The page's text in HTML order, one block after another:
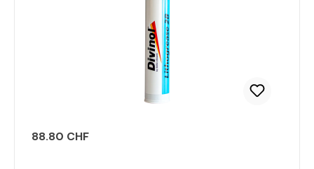
88.80 CHF